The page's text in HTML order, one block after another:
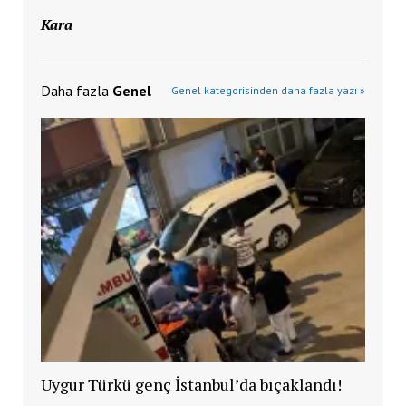
Kara
Daha fazla Genel Genel kategorisinden daha fazla yazı »
Uygur Türkü genç İstanbul’da bıçaklandı!